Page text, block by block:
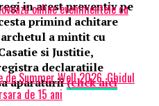
in arest preventiv pe
primind achitare
a mintit cu
si Justitie,
declaratiile
aparaturii(click aici
online evenimentele cu
Summer Well 2026. Ghidul
de 15 ani